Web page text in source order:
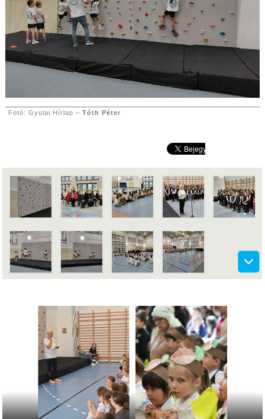
Fotó: Gyulai Hírlap – Tóth Péter